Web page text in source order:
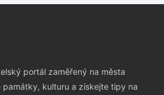
portál zaměřený na města
kulturu a získejte tipy na